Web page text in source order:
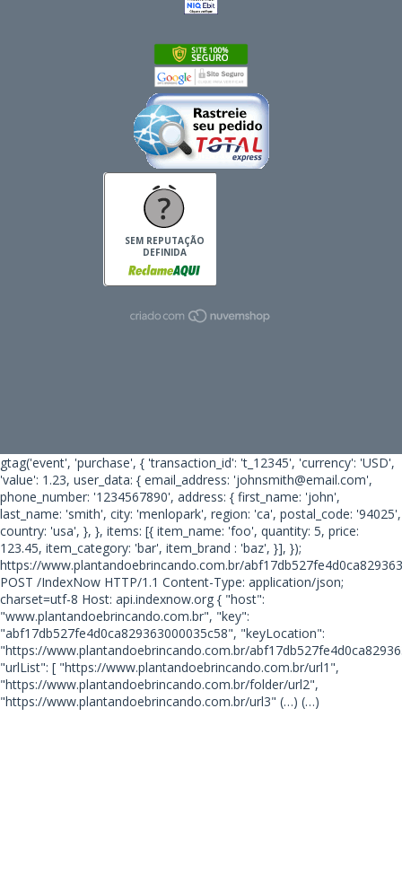
SEM REPUTAÇÃO
DEFINIDA
gtag('event', 'purchase', { 'transaction_id': 't_12345', 'currency': 'USD',
'value': 1.23, user_data: { email_address: 'johnsmith@email.com',
phone_number: '1234567890', address: { first_name: 'john',
last_name: 'smith', city: 'menlopark', region: 'ca', postal_code: '94025',
country: 'usa', }, }, items: [{ item_name: 'foo', quantity: 5, price:
123.45, item_category: 'bar', item_brand : 'baz', }], });
https://www.plantandoebrincando.com.br/
POST /IndexNow HTTP/1.1 Content-Type: application/json;
charset=utf-8 Host: api.indexnow.org { "host":
"www.plantandoebrincando.com.br", "key":
"abf17db527fe4d0ca829363000035c58", "keyLocation":
"https://www.plantandoebrincando.com.br/
"urlList": [ "https://www.plantandoebrincando.com.br/url1",
"https://www.plantandoebrincando.com.br/folder/url2",
"https://www.plantandoebrincando.com.br/url3" (…) (…)